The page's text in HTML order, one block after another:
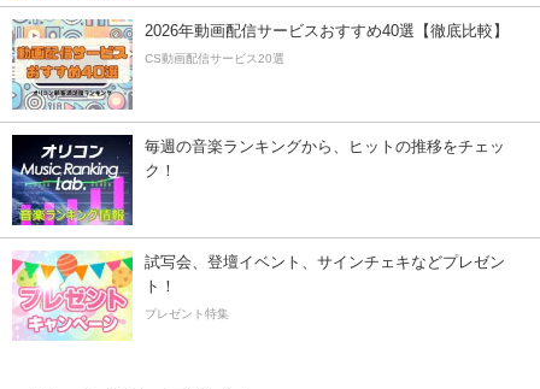
2026年動画配信サービスおすすめ40選【徹底比較】
CS動画配信サービス20選
毎週の音楽ランキングから、ヒットの推移をチェッ
ク！
試写会、登壇イベント、サインチェキなどプレゼン
ト！
プレゼント特集